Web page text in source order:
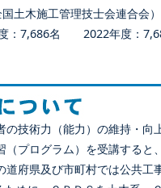
土木施工管理技士会連合会）
7,686名 2022年度：
の技術力（能力）の維持・
プログラム）を受講する
府県及び市町村では公共